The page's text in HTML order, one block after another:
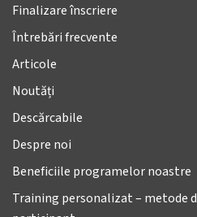
Finalizare înscriere
Întrebări frecvente
Articole
Noutăți
Descărcabile
Despre noi
Beneficiile programelor noastre
Training personalizat – metode